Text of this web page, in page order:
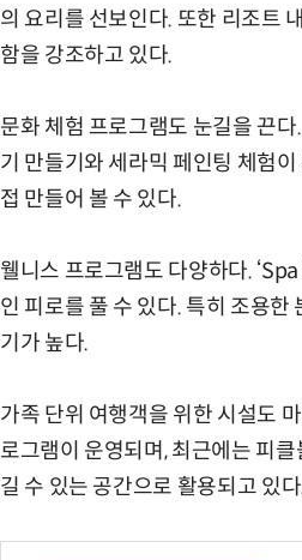
의 요리를 선보인다. 또한 리조트
함을 강조하고 있다.
문화 체험 프로그램도 눈길을 끈
기 만들기와 세라믹 페인팅 체험
접 만들어 볼 수 있다.
웰니스 프로그램도 다양하다.
인 피로를 풀 수 있다. 특히 조용
기가 높다.
가족 단위 여행객을 위한 시설도
로그램이 운영되며, 최근에는 피
길 수 있는 공간으로 활용되고 있